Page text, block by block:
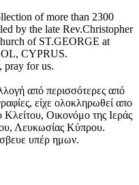
of more than 2300
by the late Rev.Christopher
of ST.GEORGE at
CYPRUS.
pray for us.
από περισσότερες από
είχε ολοκληρωθεί απο
Οικονόμο της Ιεράς
Λευκωσίας Κύπρου.
υπέρ ημων.